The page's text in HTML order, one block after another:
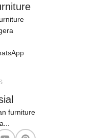
furniture